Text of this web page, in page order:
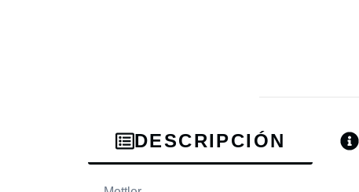
DESCRIPCIÓN